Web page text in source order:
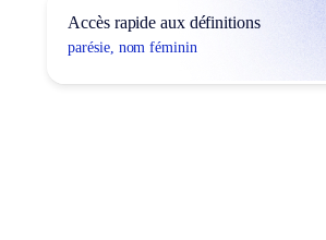
Accès rapide aux définitions
parésie, nom féminin